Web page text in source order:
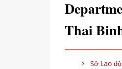
Thai
Sở Lao